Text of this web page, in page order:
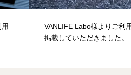
用
VANLIFE Labo様よりご利
掲載していただきました。